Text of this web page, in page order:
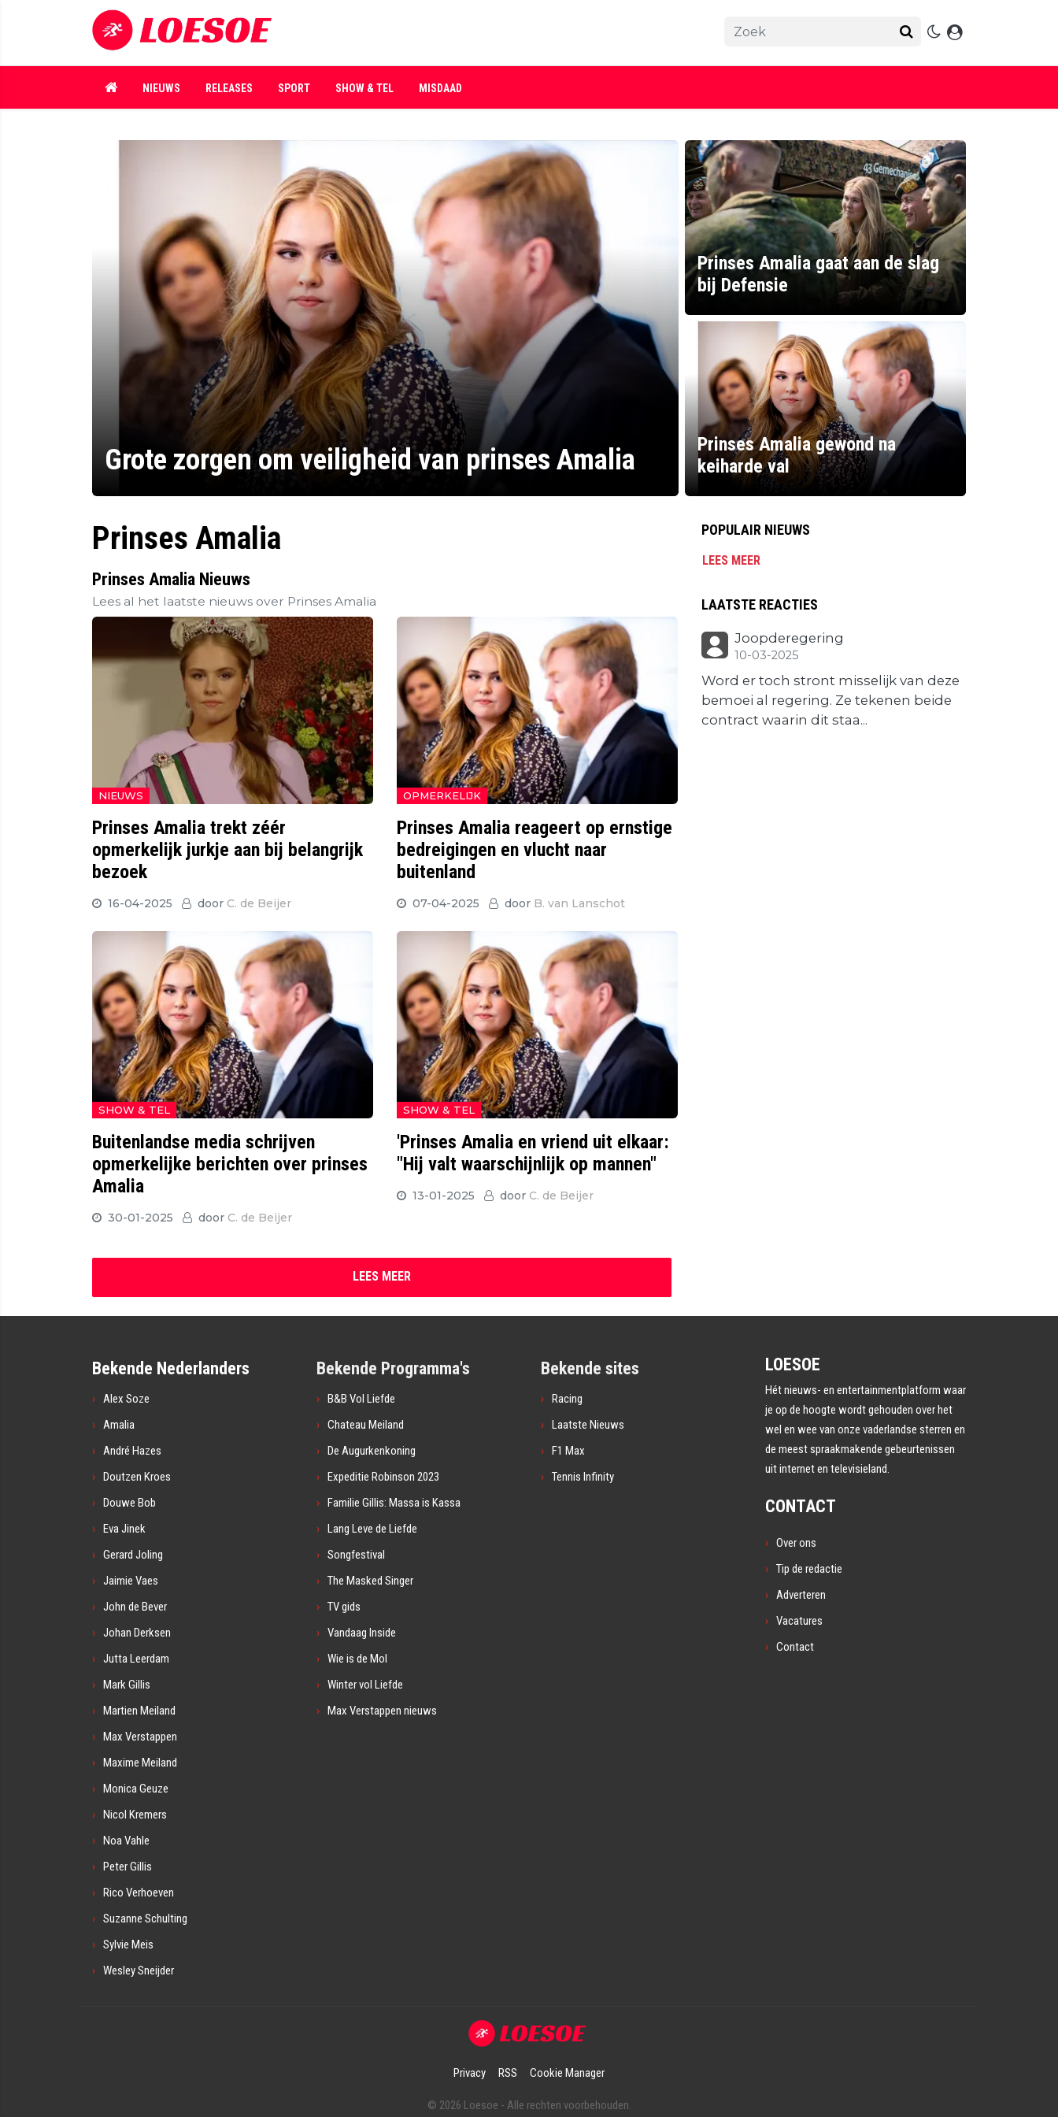
NIEUWS RELEASES SPORT SHOW & TEL MISDAAD
Grote zorgen om veiligheid van prinses Amalia
Prinses Amalia gaat aan de slag
bij Defensie
Prinses Amalia gewond na
keiharde val
Prinses Amalia
Prinses Amalia Nieuws
Lees al het laatste nieuws over Prinses Amalia
NIEUWS
Prinses Amalia trekt zéér
opmerkelijk jurkje aan bij belangrijk
bezoek
16-04-2025 door C. de Beijer
OPMERKELIJK
Prinses Amalia reageert op ernstige
bedreigingen en vlucht naar
buitenland
07-04-2025 door B. van Lanschot
SHOW & TEL
Buitenlandse media schrijven
opmerkelijke berichten over prinses
Amalia
30-01-2025 door C. de Beijer
SHOW & TEL
'Prinses Amalia en vriend uit elkaar:
"Hij valt waarschijnlijk op mannen"
13-01-2025 door C. de Beijer
LEES MEER
POPULAIR NIEUWS
LEES MEER
LAATSTE REACTIES
Joopderegering
10-03-2025
Word er toch stront misselijk van deze
bemoei al regering. Ze tekenen beide
contract waarin dit staa...
Bekende Nederlanders
Alex Soze
Amalia
André Hazes
Doutzen Kroes
Douwe Bob
Eva Jinek
Gerard Joling
Jaimie Vaes
John de Bever
Johan Derksen
Jutta Leerdam
Mark Gillis
Martien Meiland
Max Verstappen
Maxime Meiland
Monica Geuze
Nicol Kremers
Noa Vahle
Peter Gillis
Rico Verhoeven
Suzanne Schulting
Sylvie Meis
Wesley Sneijder
Bekende Programma's
B&B Vol Liefde
Chateau Meiland
De Augurkenkoning
Expeditie Robinson 2023
Familie Gillis: Massa is Kassa
Lang Leve de Liefde
Songfestival
The Masked Singer
TV gids
Vandaag Inside
Wie is de Mol
Winter vol Liefde
Max Verstappen nieuws
Bekende sites
Racing
Laatste Nieuws
F1 Max
Tennis Infinity
LOESOE
Hét nieuws- en entertainmentplatform waar
je op de hoogte wordt gehouden over het
wel en wee van onze vaderlandse sterren en
de meest spraakmakende gebeurtenissen
uit internet en televisieland.
CONTACT
Over ons
Tip de redactie
Adverteren
Vacatures
Contact
Privacy RSS Cookie Manager
© 2026 Loesoe - Alle rechten voorbehouden.